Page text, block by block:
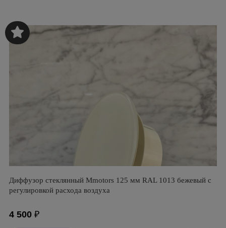
Диффузор стеклянный Mmotors 125 мм RAL 1013 бежевый с
регулировкой расхода воздуха
4 500 ₽